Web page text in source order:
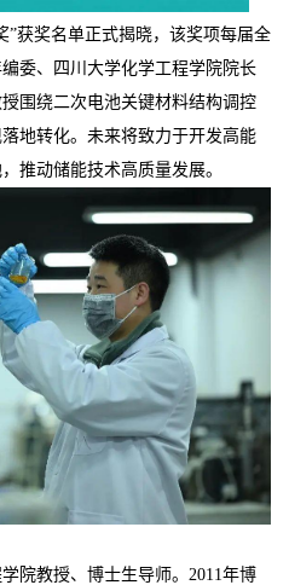
”获奖名单正式揭晓，该奖项每届全
委、四川大学化学工程学院院长
围绕二次电池关键材料结构调控
地转化。未来将致力于开发高能
推动储能技术高质量发展。
院教授、博士生导师。 2011年博